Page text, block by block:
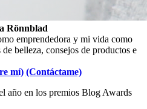
Rönnblad
emprendedora y mi vida como
belleza, consejos de productos e
mí) (Contáctame)
año en los premios Blog Awards